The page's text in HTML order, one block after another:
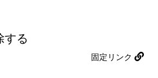
する
固定リンク